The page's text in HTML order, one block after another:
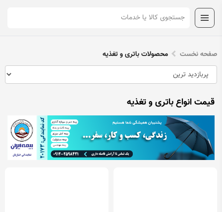
صفحه نخست محصولات باتری و تغذیه
قیمت انواع باتری و تغذیه